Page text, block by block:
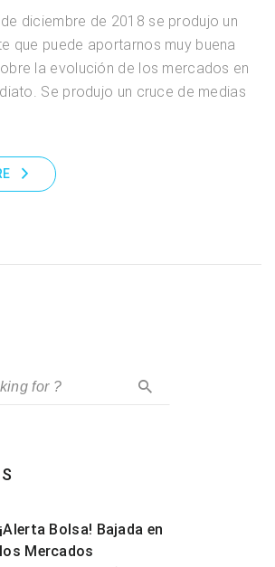
diciembre de 2018 se produjo un
que puede aportarnos muy buena
la evolución de los mercados en
Se produjo un cruce de medias
¡Alerta Bolsa! Bajada en
los Mercados